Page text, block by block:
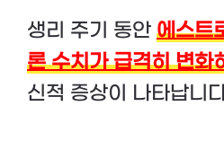
생리 주기 동안 에스트
론 수치가 급격히 변화
신적 증상이 나타납니